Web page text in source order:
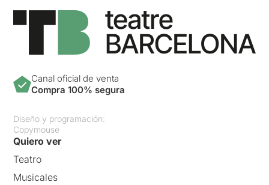
Canal oficial de venta
Compra 100% segura
Diseño y programación:
Copymouse
Quiero ver
Teatro
Musicales